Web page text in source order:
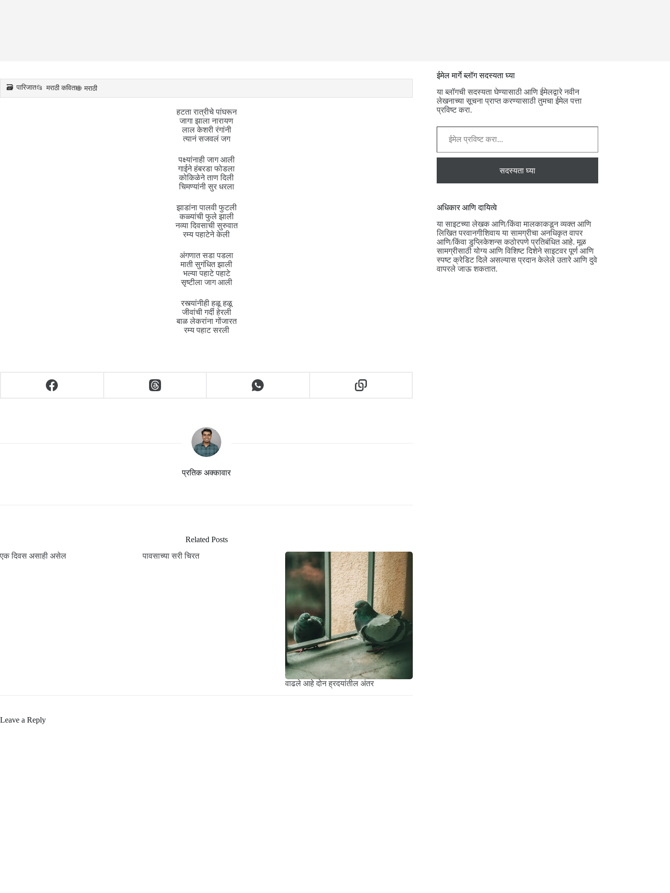
पारिजात मराठी कविता मराठी
हटता रात्रीचे पांघरून
जागा झाला नारायण
लाल केशरी रंगांनी
त्यानं सजवलं जग
पक्ष्यांनाही जाग आली
गाईने हंबरडा फोडला
कोकिळेने ताण दिली
चिमण्यांनी सुर धरला
झाडांना पालवी फुटली
कळ्यांची फुले झाली
नव्या दिवसाची सुरुवात
रम्य पहाटेने केली
अंगणात सडा पडला
माती सुगंधित झाली
भल्या पहाटे पहाटे
सृष्टीला जाग आली
रस्त्यांनीही हळू हळू
जीवांची गर्दी हेरली
बाळ लेकरांना गोंजारत
रम्य पहाट सरली
प्रतिक अक्कावार
Related Posts
एक दिवस असाही असेल
पावसाच्या सरी चिरत
वाढले आहे दोन ह्रदयांतील अंतर
Leave a Reply
ईमेल मार्गे ब्लॉग सदस्यता घ्या
या ब्लॉगची सदस्यता घेण्यासाठी आणि ईमेलद्वारे नवीन
लेखनाच्या सूचना प्राप्त करण्यासाठी तुमचा ईमेल पत्ता
प्रविष्ट करा.
ईमेल प्रविष्ट करा...
सदस्यता घ्या
अधिकार आणि दायित्वे
या साइटच्या लेखक आणि/किंवा मालकाकडून व्यक्त आणि
लिखित परवानगीशिवाय या सामग्रीचा अनधिकृत वापर
आणि/किंवा डुप्लिकेशन्स कठोरपणे प्रतिबंधित आहे. मूळ
सामग्रीसाठी योग्य आणि विशिष्ट दिशेने साइटवर पूर्ण आणि
स्पष्ट क्रेडिट दिले असल्यास प्रदान केलेले उतारे आणि दुवे
वापरले जाऊ शकतात.